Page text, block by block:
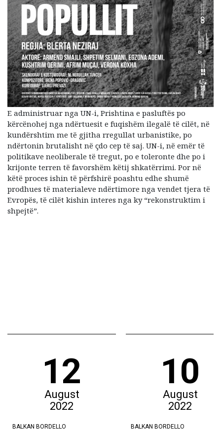
E administruar nga UN-i, Prishtina e pasluftës po
kërcënohej nga ndërtuesit e fuqishëm ilegalë të cilët, në
kundërshtim me të gjitha rregullat urbanistike, po
ndërtonin brutalisht në çdo cep të saj. UN-i, në emër të
politikave neoliberale të tregut, po e toleronte dhe po i
krijonte terren të favorshëm këtij shkatërrimi. Por në
këtë proces ishin të përfshirë poashtu edhe shumë
prodhues të materialeve ndërtimore nga vendet tjera të
Evropës, të cilët kishin interes nga ky “rekonstruktim i
shpejtë”.
12
August
2022
BALKAN BORDELLO
10
August
2022
BALKAN BORDELLO